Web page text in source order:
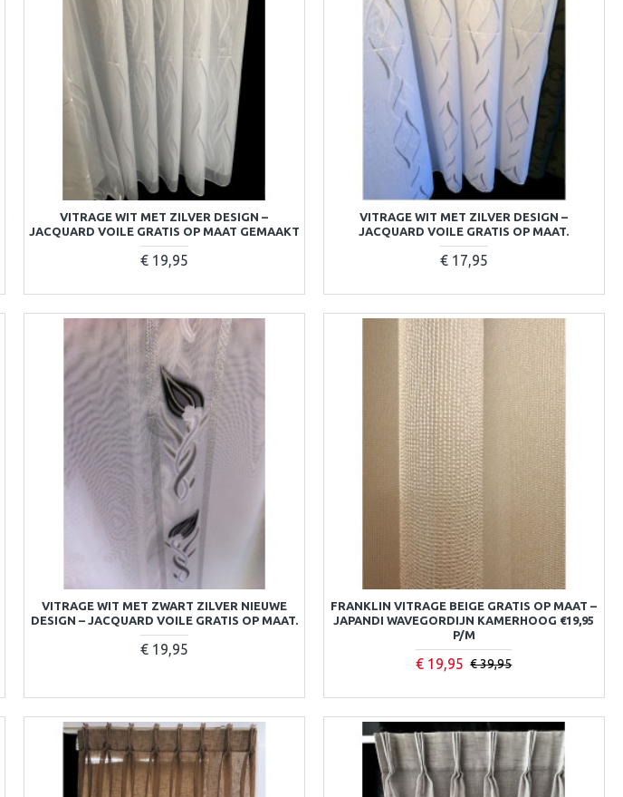
VITRAGE WIT MET ZILVER DESIGN –
JACQUARD VOILE GRATIS OP MAAT GEMAAKT
€ 19,95
VITRAGE WIT MET ZILVER DESIGN –
JACQUARD VOILE GRATIS OP MAAT.
€ 17,95
VITRAGE WIT MET ZWART ZILVER NIEUWE
DESIGN – JACQUARD VOILE GRATIS OP MAAT.
€ 19,95
FRANKLIN VITRAGE BEIGE GRATIS OP MAAT –
JAPANDI WAVEGORDIJN KAMERHOOG €19,95
P/M
€ 19,95 € 39,95